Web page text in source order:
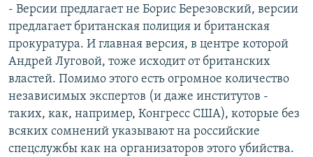
- Версии предлагает не Борис Березовский, версии
предлагает британская полиция и британская
прокуратура. И главная версия, в центре которой
Андрей Луговой, тоже исходит от британских
властей. Помимо этого есть огромное количество
независимых экспертов (и даже институтов -
таких, как, например, Конгресс США), которые без
всяких сомнений указывают на российские
спецслужбы как на организаторов этого убийства.